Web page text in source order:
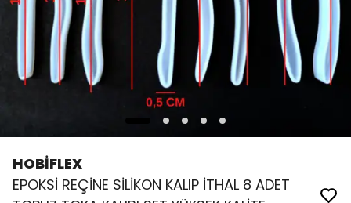
HOBİFLEX
EPOKSİ REÇİNE SİLİKON KALIP İTHAL 8 ADET